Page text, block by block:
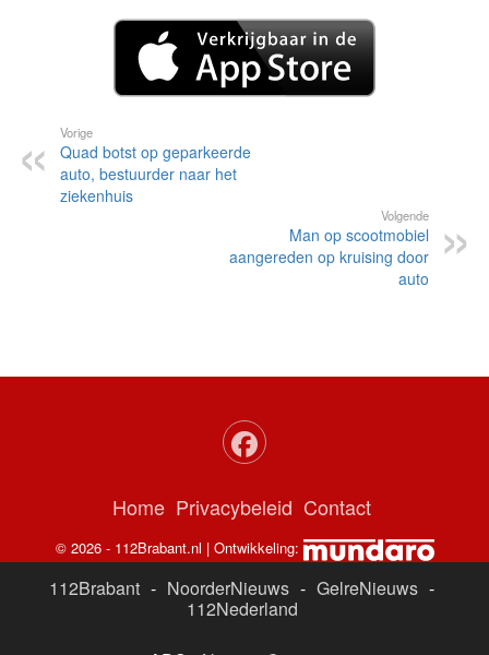
Vorige
Quad botst op geparkeerde
auto, bestuurder naar het
ziekenhuis
Volgende
Man op scootmobiel
aangereden op kruising door
auto
Home Privacybeleid Contact
© 2026 - 112Brabant.nl | Ontwikkeling:
112Brabant - NoorderNieuws - GelreNieuws -
112Nederland